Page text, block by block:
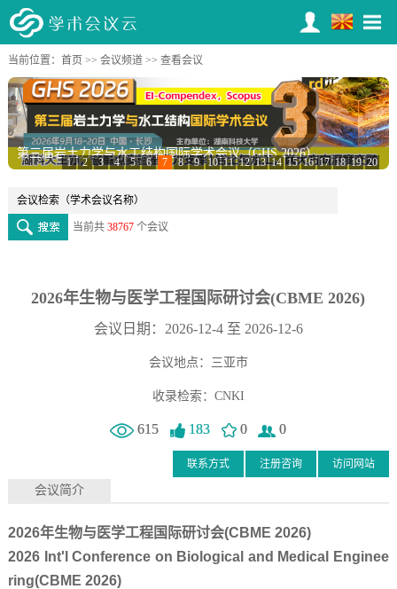
当前位置： 首页 >> 会议频道>> 查看会议
第三届岩土力学与水工结构国际学术会议（GHS 2026）
1 2 3 4 5 6 7 8 9 10 11 12 13 14 15 16 17 18 19 20
当前共 38767个会议
2026年生物与医学工程国际研讨会(CBME 2026)
会议日期：2026-12-4 至 2026-12-6
会议地点：三亚市
收录检索：CNKI
615 183 0 0
访问网站
注册咨询
联系方式
会议简介
2026年生物与医学工程国际研讨会(CBME 2026)
2026 Int'l Conference on Biological and Medical Enginee
ring(CBME 2026)